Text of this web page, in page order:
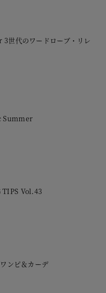
世代のワードローブ・リレ
Summer
TIPS Vol.43
ンピ＆カーデ